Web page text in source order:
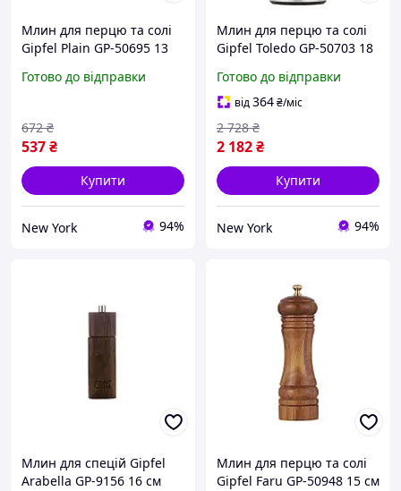
Млин для перцю та солі
Gipfel Plain GP-50695 13
Готово до відправки
537₴
672 ₴
Купити
New York 94%
Млин для перцю та солі
Gipfel Toledo GP-50703 18
Готово до відправки
від364₴/міс
2 182₴
2 728 ₴
Купити
New York 94%
Млин для спецій Gipfel
Arabella GP-9156 16 см
Млин для перцю та солі
Gipfel Faru GP-50948 15 см